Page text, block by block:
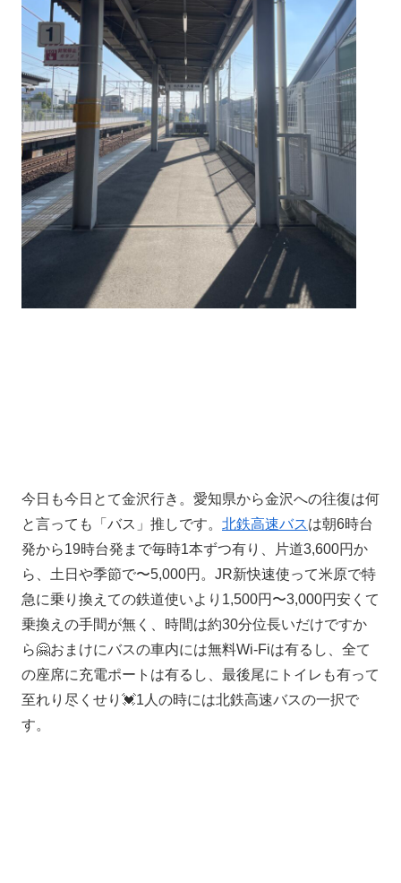
今日も今日とて金沢行き。愛知県から金沢への往復は何
と言っても「バス」推しです。 北鉄高速バスは朝6時台
発から19時台発まで毎時1本ずつ有り、片道3,600円か
ら、土日や季節で〜5,000円。JR新快速使って米原で特
急に乗り換えての鉄道使いより1,500円〜3,000円安くて
乗換えの手間が無く、時間は約30分位長いだけですか
ら🤗おまけにバスの車内には無料Wi-Fiは有るし、全て
の座席に充電ポートは有るし、最後尾にトイレも有って
至れり尽くせり💓1人の時には北鉄高速バスの一択で
す。